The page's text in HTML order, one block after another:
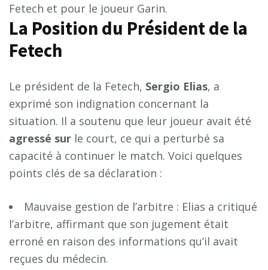
Fetech et pour le joueur Garin.
La Position du Président de la
Fetech
Le président de la Fetech, Sergio Elias, a
exprimé son indignation concernant la
situation. Il a soutenu que leur joueur avait été
agressé sur le court, ce qui a perturbé sa
capacité à continuer le match. Voici quelques
points clés de sa déclaration :
Mauvaise gestion de l’arbitre : Elias a critiqué
l’arbitre, affirmant que son jugement était
erroné en raison des informations qu’il avait
reçues du médecin.